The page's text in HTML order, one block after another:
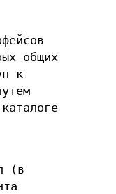
общих
к
(в